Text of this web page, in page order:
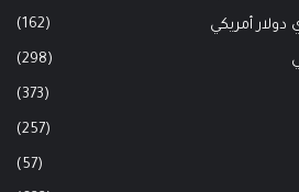
دولار أمريكي (162)
(298)
(373)
(257)
(57)